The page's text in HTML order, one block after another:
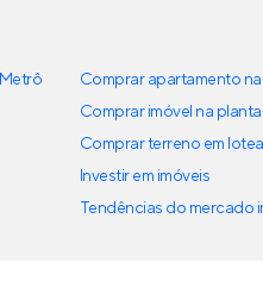
Comprar apartamento
Comprar imóvel na planta
Comprar terreno em
Investir em imóveis
Tendências do mercado